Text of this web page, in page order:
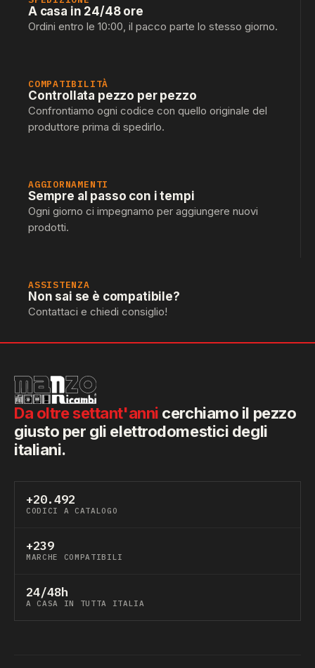
A casa in 24/48 ore
Ordini entro le 10:00, il pacco parte lo stesso giorno.
COMPATIBILITÀ
Controllata pezzo per pezzo
Confrontiamo ogni codice con quello originale del
produttore prima di spedirlo.
AGGIORNAMENTI
Sempre al passo con i tempi
Ogni giorno ci impegnamo per aggiungere nuovi
prodotti.
ASSISTENZA
Non sai se è compatibile?
Contattaci e chiedi consiglio!
Da oltre settant'anni cerchiamo il pezzo
giusto per gli elettrodomestici degli
italiani.
+20.492
CODICI A CATALOGO
+239
MARCHE COMPATIBILI
24/48h
A CASA IN TUTTA ITALIA